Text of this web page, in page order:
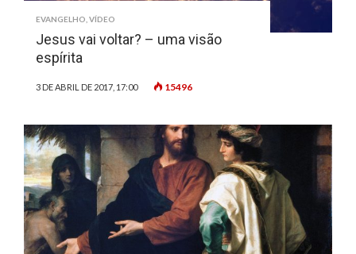
EVANGELHO VÍDEO
Jesus vai voltar? – uma visão
espírita
3 DE ABRIL DE 2017, 17:00 15496